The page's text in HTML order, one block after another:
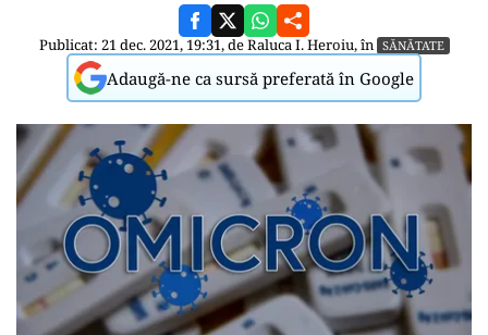
Publicat: 21 dec. 2021, 19:31, deRaluca I. Heroiu, în SĂNĂTATE
Adaugă-ne ca sursă preferată în Google